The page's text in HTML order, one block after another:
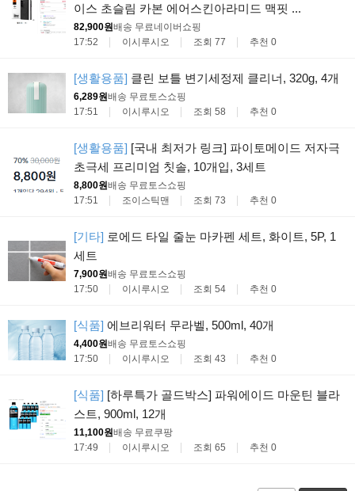
이스 초슬림 카본 에어스킨아라미드 맥핏 ...
82,900원배송 무료네이버쇼핑
17:52
이시루시오 조회 77 추천 0
[생활용품] 클린 보틀 변기세정제 클리너, 320g, 4개
6,289원배송 무료 토스쇼핑
17:51
이시루시오 조회 58 추천 0
[생활용품] [국내 최저가 링크] 파이토메이드 저자극
초극세 프리미엄 칫솔, 10개입, 3세트
8,800원배송 무료 토스쇼핑
17:51
조이스틱맨 조회 73 추천 0
[기타] 로에드 타일 줄눈 마카펜 세트, 화이트, 5P, 1
세트
7,900원배송 무료 토스쇼핑
17:50
이시루시오 조회 54 추천 0
[식품] 에브리워터 무라벨, 500ml, 40개
4,400원배송 무료 토스쇼핑
17:50
이시루시오 조회 43 추천 0
[식품] [하루특가 골드박스] 파워에이드 마운틴 블라
스트, 900ml, 12개
11,100원배송 무료 쿠팡
17:49
이시루시오 조회 65 추천 0